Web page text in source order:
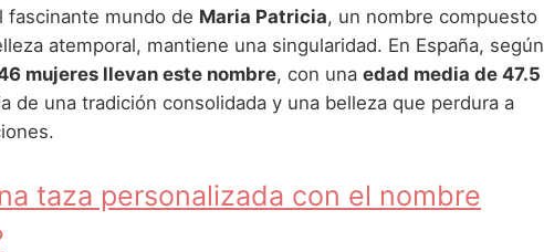
fascinante mundo de Maria Patricia, un nombre compuesto
atemporal, mantiene una singularidad. En España, según
mujeres llevan este nombre, con una edad media de 47.5
de una tradición consolidada y una belleza que perdura a
taza personalizada con el nombre